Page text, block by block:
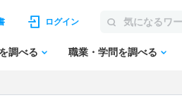
ログイン
調べる 職業・学問を調べる